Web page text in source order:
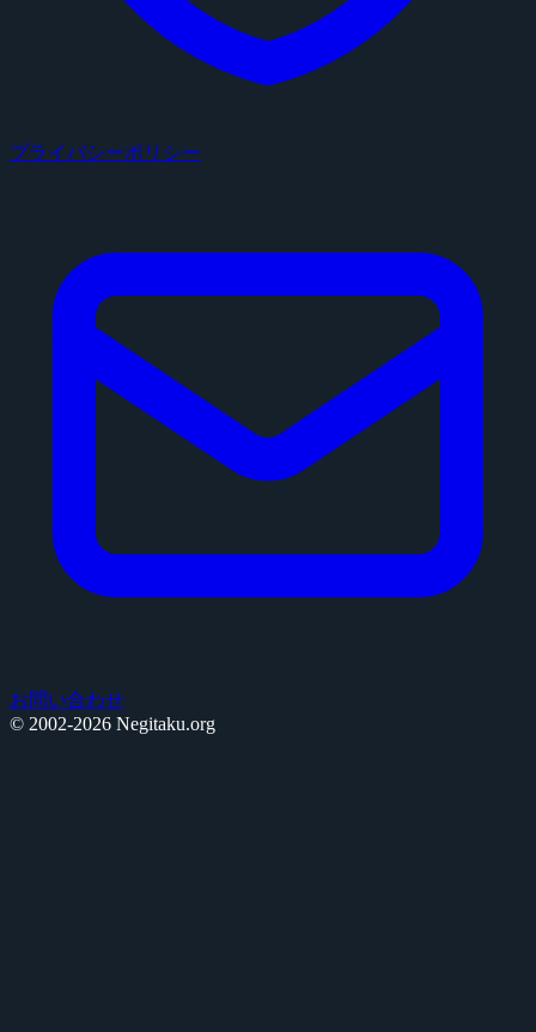
プライバシーポリシー
お問い合わせ
© 2002-2026 Negitaku.org